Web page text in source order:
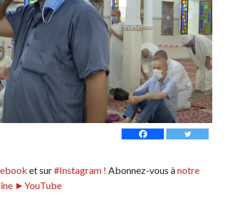
et sur#Instagram ! Abonnez-vous ànotre
►YouTube